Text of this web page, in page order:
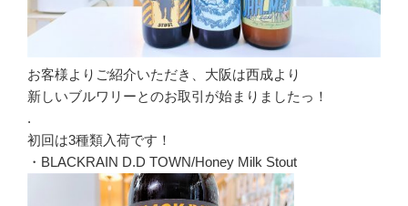
お客様よりご紹介いただき、大阪は西成より
新しいブルワリーとのお取引が始まりましたっ！
.
初回は3種類入荷です！
・BLACKRAIN D.D TOWN/Honey Milk Stout